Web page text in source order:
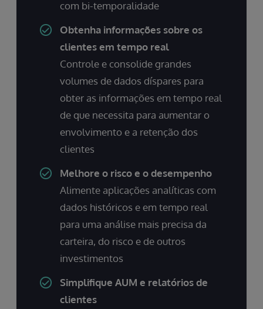
com bi-temporalidade
Obtenha informações sobre os
clientes em tempo real
Controle e consolide grandes
volumes de dados díspares para
obter as informações em tempo real
de que necessita para aumentar o
envolvimento e a retenção dos
clientes
Melhore o risco e o desempenho
Alimente aplicações analíticas com
dados históricos e em tempo real
para uma análise mais precisa da
carteira, do risco e de outros
investimentos
Simplifique AUM e relatórios de
clientes